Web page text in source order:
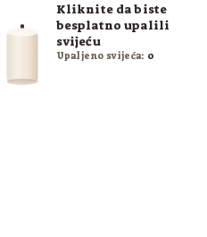
Kliknite da biste
besplatno upalili
svijeću
Upaljeno svijeća: 0